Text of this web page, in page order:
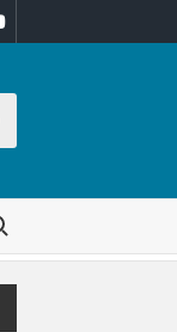
for:
αυστηρή